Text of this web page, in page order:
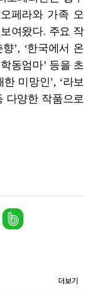
페라와 가족 오
여왔다. 주요 작
’, ‘한국에서 온
동엄마’ 등을 초
미망인’, ‘라보
다양한 작품으로
더보기